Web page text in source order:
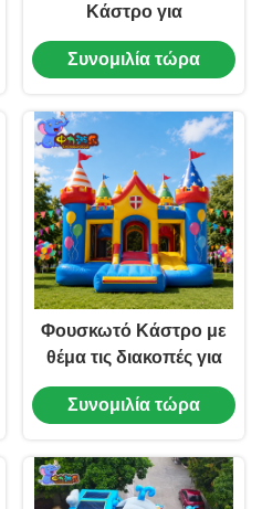
Κάστρο για
εκδηλώσεις
εξωτερικών παιδιών
Συνομιλία τώρα
Φουσκωτό Κάστρο με
θέμα τις διακοπές για
φεστιβάλ και
ενοικίαση πάρτι
Συνομιλία τώρα